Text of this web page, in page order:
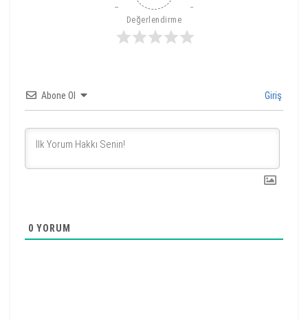
Değerlendirme
Abone Ol Giriş
0 YORUM